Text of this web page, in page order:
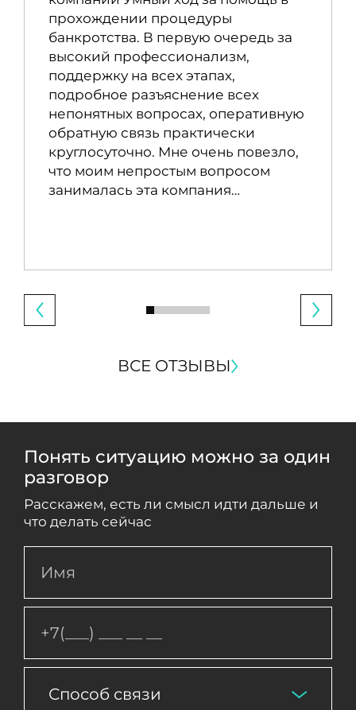
прохождении процедуры
банкротства. В первую очередь за
высокий профессионализм,
поддержку на всех этапах,
подробное разъяснение всех
непонятных вопросах, оперативную
обратную связь практически
круглосуточно. Мне очень повезло,
что моим непростым вопросом
занималась эта компания…
ВСЕ ОТЗЫВЫ
Понять ситуацию можно за один
разговор
Расскажем, есть ли смысл идти дальше и
что делать сейчас
Способ связи